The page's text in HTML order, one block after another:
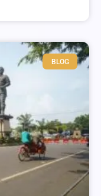
BLOG